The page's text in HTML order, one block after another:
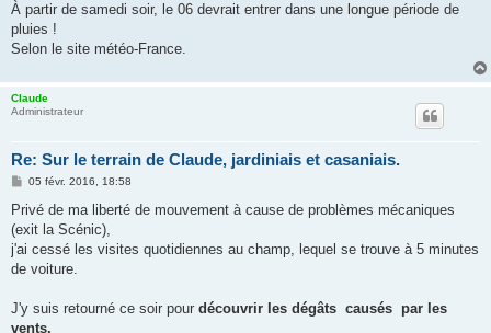
À partir de samedi soir, le 06 devrait entrer dans une longue période de
pluies !
Selon le site météo-France.
Claude
Administrateur
Re: Sur le terrain de Claude, jardiniais et casaniais.
M
s
a
g
05 févr. 2016, 18:58
Privé de ma liberté de mouvement à cause de problèmes mécaniques
(exit la Scénic),
j'ai cessé les visites quotidiennes au champ, lequel se trouve à 5 minutes
de voiture.
J'y suis retourné ce soir pour découvrir les dégâts causés par les
vents.